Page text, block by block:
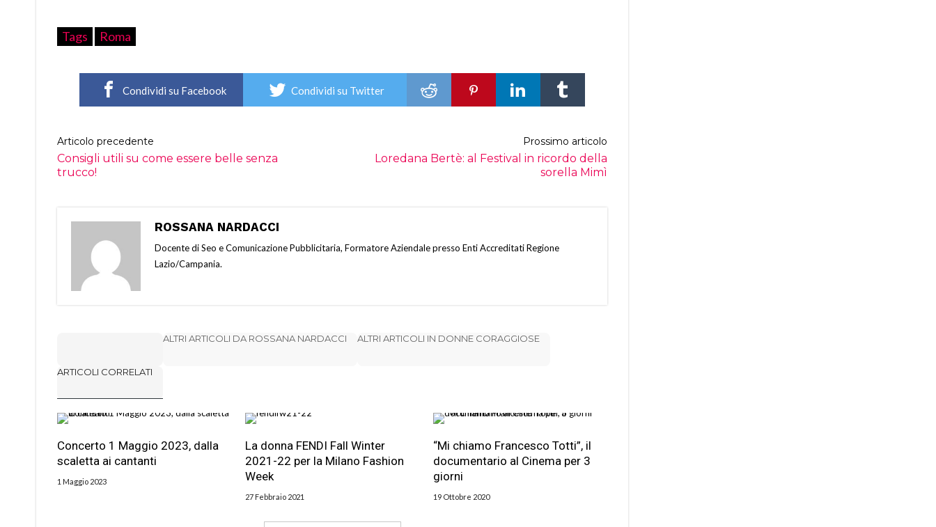
Tags Roma
Condividi su Facebook Condividi su Twitter
Articolo precedente
Consigli utili su come essere belle senza
trucco!
Prossimo articolo
Loredana Bertè: al Festival in ricordo della
sorella Mimì
ROSSANA NARDACCI
Docente di Seo e Comunicazione Pubblicitaria, Formatore Aziendale presso Enti Accreditati Regione
Lazio/Campania.
ARTICOLI CORRELATI
ALTRI ARTICOLI DA ROSSANA NARDACCI ALTRI ARTICOLI IN DONNE CORAGGIOSE
Concerto 1 Maggio 2023, dalla
scaletta ai cantanti
1 Maggio 2023
La donna FENDI Fall Winter
2021-22 per la Milano Fashion
Week
27 Febbraio 2021
“Mi chiamo Francesco Totti”, il
documentario al Cinema per 3
giorni
19 Ottobre 2020